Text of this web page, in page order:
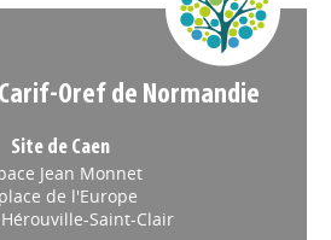
Oref de Normandie
Site de Caen
Jean Monnet
de l'Europe
Saint-Clair